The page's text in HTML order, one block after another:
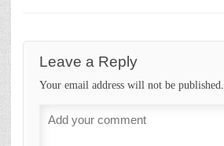
Leave a Reply
Your email address will not be published.